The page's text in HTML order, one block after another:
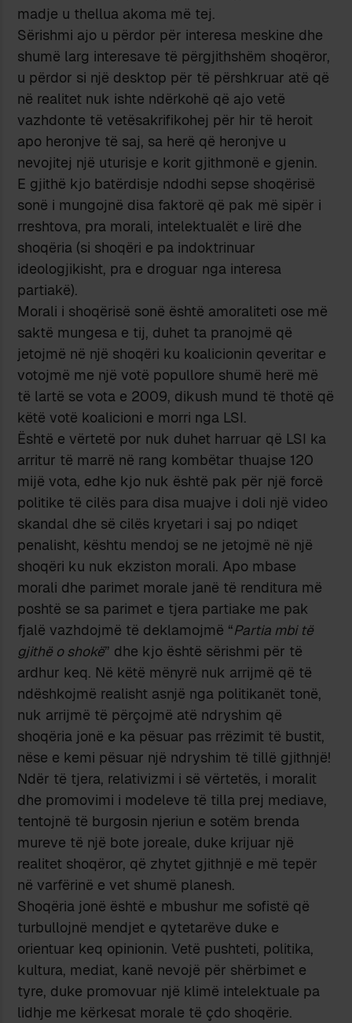
madje u thellua akoma më tej.
Sërishmi ajo u përdor për interesa meskine dhe
shumë larg interesave të përgjithshëm shoqëror,
u përdor si një desktop për të përshkruar atë që
në realitet nuk ishte ndërkohë që ajo vetë
vazhdonte të vetësakrifikohej për hir të heroit
apo heronjve të saj, sa herë që heronjve u
nevojitej një uturisje e korit gjithmonë e gjenin.
E gjithë kjo batërdisje ndodhi sepse shoqërisë
sonë i mungojnë disa faktorë që pak më sipër i
rreshtova, pra morali, intelektualët e lirë dhe
shoqëria (si shoqëri e pa indoktrinuar
ideologjikisht, pra e droguar nga interesa
partiakë).
Morali i shoqërisë sonë është amoraliteti ose më
saktë mungesa e tij, duhet ta pranojmë që
jetojmë në një shoqëri ku koalicionin qeveritar e
votojmë me një votë popullore shumë herë më
të lartë se vota e 2009, dikush mund të thotë që
këtë votë koalicioni e morri nga LSI.
Është e vërtetë por nuk duhet harruar që LSI ka
arritur të marrë në rang kombëtar thuajse 120
mijë vota, edhe kjo nuk është pak për një forcë
politike të cilës para disa muajve i doli një video
skandal dhe së cilës kryetari i saj po ndiqet
penalisht, kështu mendoj se ne jetojmë në një
shoqëri ku nuk ekziston morali. Apo mbase
morali dhe parimet morale janë të renditura më
poshtë se sa parimet e tjera partiake me pak
fjalë vazhdojmë të deklamojmë “Partia mbi të
gjithë o shokë” dhe kjo është sërishmi për të
ardhur keq. Në këtë mënyrë nuk arrijmë që të
ndëshkojmë realisht asnjë nga politikanët tonë,
nuk arrijmë të përçojmë atë ndryshim që
shoqëria jonë e ka pësuar pas rrëzimit të bustit,
nëse e kemi pësuar një ndryshim të tillë gjithnjë!
Ndër të tjera, relativizmi i së vërtetës, i moralit
dhe promovimi i modeleve të tilla prej mediave,
tentojnë të burgosin njeriun e sotëm brenda
mureve të një bote joreale, duke krijuar një
realitet shoqëror, që zhytet gjithnjë e më tepër
në varfërinë e vet shumë planesh.
Shoqëria jonë është e mbushur me sofistë që
turbullojnë mendjet e qytetarëve duke e
orientuar keq opinionin. Vetë pushteti, politika,
kultura, mediat, kanë nevojë për shërbimet e
tyre, duke promovuar një klimë intelektuale pa
lidhje me kërkesat morale të çdo shoqërie.